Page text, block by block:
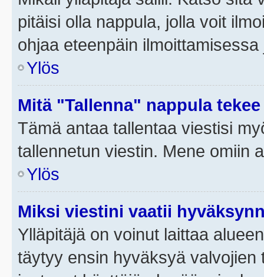
pitäisi olla nappula, jolla voit
ohjaa eteenpäin
Ylös
Mitä "Tallenna" nappula
Tämä antaa tallentaa viestisi
tallennetun viestin. Mene omiin
Ylös
Miksi viestini vaatii
Ylläpitäjä on voinut laittaa
täytyy ensin hyväksyä